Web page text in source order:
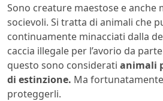
Sono creature maestose e anche
socievoli. Si tratta di animali che
continuamente minacciati dalla
caccia illegale per l’avorio da
questo sono considerati animali
di estinzione. Ma
proteggerli.